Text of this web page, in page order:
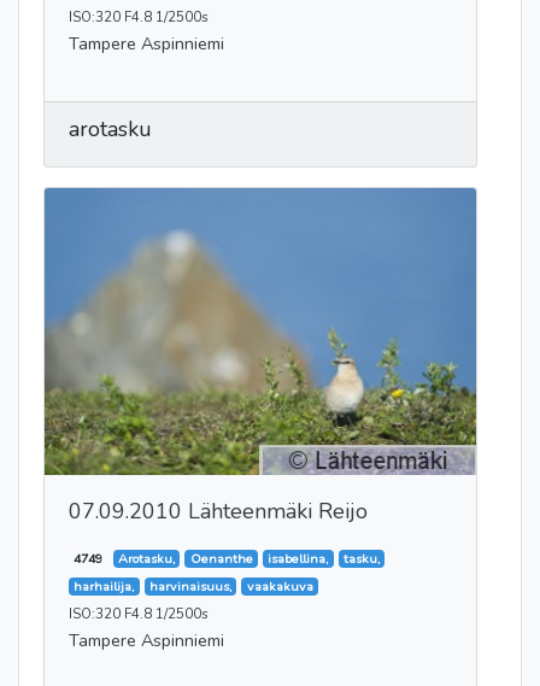
ISO:320 F4.8 1/2500s
Tampere Aspinniemi
arotasku
07.09.2010 Lähteenmäki Reijo
4749 Arotasku, Oenanthe isabellina,
tasku,
harhailija,
harvinaisuus, vaakakuva
ISO:320 F4.8 1/2500s
Tampere Aspinniemi